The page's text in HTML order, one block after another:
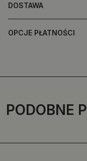
DOSTAWA
OPCJE PŁATNOŚCI
PODOBNE